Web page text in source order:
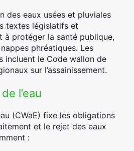
des eaux usées et pluviales
textes législatifs et
à protéger la santé publique,
phréatiques. Les
incluent le Code wallon de
sur l’assainissement.
l’eau
(CWaE) fixe les obligations
et le rejet des eaux
: